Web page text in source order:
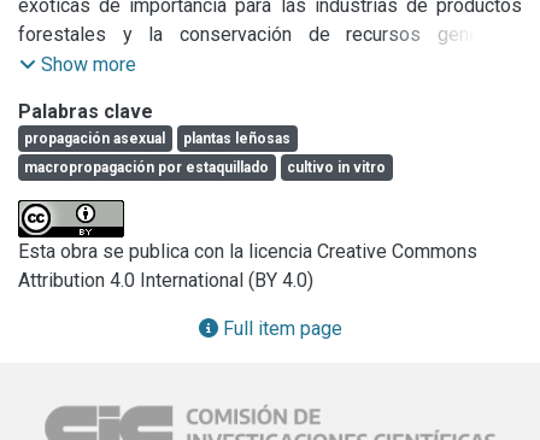
exóticas de importancia para las industrias de productos
forestales y la conservación de recursos genéticos
forestales. Para ello, se aplicaron las técnicas de
tejidos vegetales, principalmente en especies forestales
nativas de la flora bonaerense. Se realizaron estudios
sobre los factores internos y externos que favorecen la
obtención de plantas por estaquillado y para determinar la
capacidad morfogenética in vitro de diferentes explantos.
Para ello, se utilizó material vegetal de la colección
existente en el Banco de Germoplasma (BBA/FAO) de
especies forestales nativas de la Provincia de Buenos
integrada por individuos de procedencia conocida,
Show more
Palabras clave
propagación asexual
plantas leñosas
macropropagación por estaquillado
cultivo in vitro
Esta obra se publica con la licencia Creative Commons
Attribution 4.0 International (BY 4.0)
Full item page